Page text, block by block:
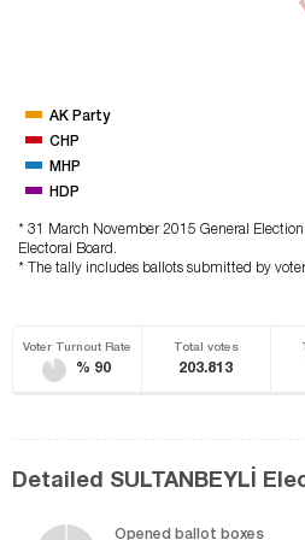
AK Party
CHP
MHP
HDP
* 31 March November 2015 General
Electoral Board.
* The tally includes ballots submitted by
Voter Turnout Rate
% 90
Total votes
203.813
Detailed SULTANBEYLİ
Opened ballot boxes